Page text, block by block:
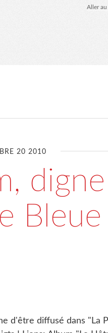
Aller
20 2010
d'être diffusé dans "La